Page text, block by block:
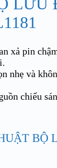
xả pin
nhẹ và
chiếu
BỘ